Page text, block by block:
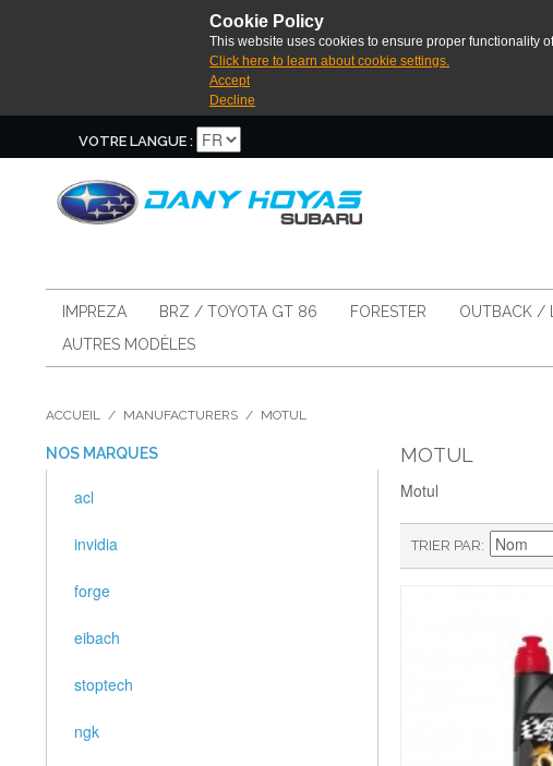
Cookie Policy
This website uses cookies to ensure proper functionality
Click here to learn about cookie settings.
Accept
Decline
VOTRE LANGUE :
IMPREZA BRZ / TOYOTA GT 86 FORESTER OUTBACK /
AUTRES MODÈLES
ACCUEIL / MANUFACTURERS / MOTUL
MOTUL
Motul
TRIER PAR
NOS MARQUES
acl
invidia
forge
eibach
stoptech
ngk